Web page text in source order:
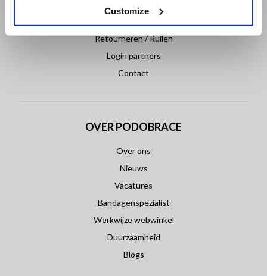
Customize
Retourneren / Ruilen
Login partners
Contact
OVER PODOBRACE
Over ons
Nieuws
Vacatures
Bandagenspezialist
Werkwijze webwinkel
Duurzaamheid
Blogs